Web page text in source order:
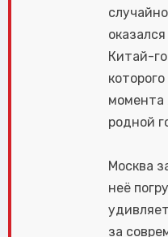
Китай-
момента
родной
Москва
неё
за